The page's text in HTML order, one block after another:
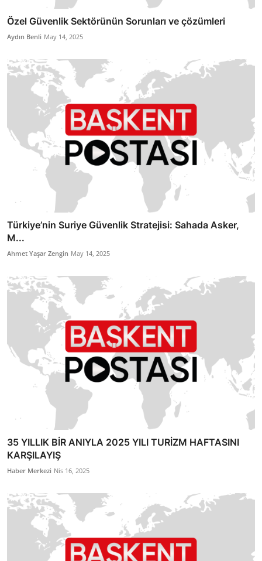
Özel Güvenlik Sektörünün Sorunları ve çözümleri
Aydın Benli May 14, 2025
Türkiye’nin Suriye Güvenlik Stratejisi: Sahada Asker,
M...
Ahmet Yaşar Zengin May 14, 2025
35 YILLIK BİR ANIYLA 2025 YILI TURİZM HAFTASINI
KARŞILAYIŞ
Haber Merkezi Nis 16, 2025